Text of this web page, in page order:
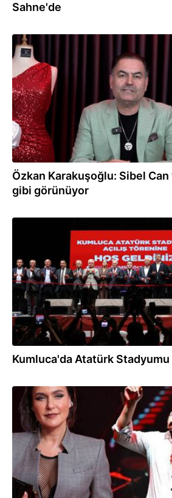
Sahne'de
07.05.2025
Özkan Karakuşoğlu: Sibel Can
gibi görünüyor
03.05.2025
Kumluca'da Atatürk Stadyumu
21.04.2025